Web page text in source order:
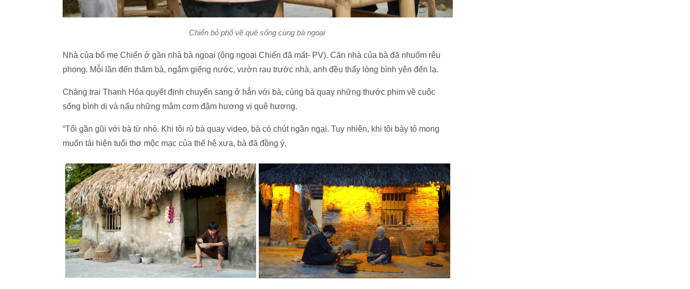
Chiến bỏ phố về quê sống cùng bà ngoại
Nhà của bố mẹ Chiến ở gần nhà bà ngoại (ông ngoại Chiến đã mất- PV). Căn nhà của bà đã nhuốm rêu
phong. Mỗi lần đến thăm bà, ngắm giếng nước, vườn rau trước nhà, anh đều thấy lòng bình yên đến lạ.
Chàng trai Thanh Hóa quyết định chuyển sang ở hẳn với bà, cùng bà quay những thước phim về cuộc
sống bình dị và nấu những mâm cơm đậm hương vị quê hương.
“Tôi gần gũi với bà từ nhỏ. Khi tôi rủ bà quay video, bà có chút ngần ngại. Tuy nhiên, khi tôi bày tỏ mong
muốn tái hiện tuổi thơ mộc mạc của thế hệ xưa, bà đã đồng ý.